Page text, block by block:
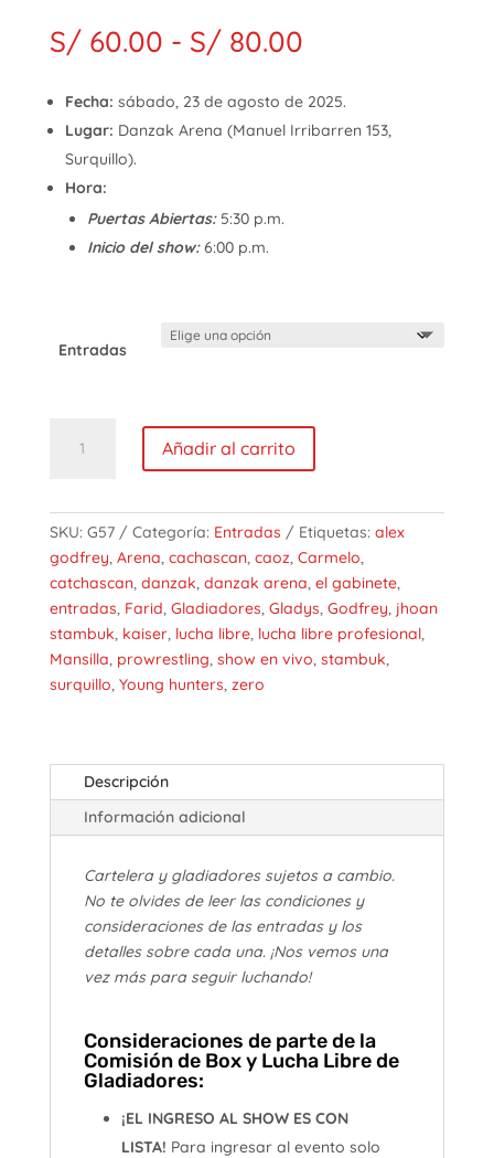
S/60.00 - S/80.00Rango
precios:
desde
S/ 60.00
Fecha: sábado, 23 de agosto de 2025.
Lugar: Danzak Arena (Manuel Irribarren 153,
Surquillo).
Hora:
Puertas Abiertas:5:30 p.m.
Inicio del show:6:00 p.m.
Entradas
cantidad
Añadir al carrito
SKU: G57 Categoría: Entradas Etiquetas: alex
godfrey, Arena, cachascan, caoz, Carmelo,
catchascan, danzak, danzak arena, el gabinete,
entradas, Farid, Gladiadores, Gladys, Godfrey, jhoan
stambuk, kaiser, lucha libre, lucha libre profesional,
Mansilla, prowrestling, show en vivo, stambuk,
surquillo, Young hunters, zero
Descripción
Información adicional
Cartelera y gladiadores sujetos a cambio.
No te olvides de leer las condiciones y
consideraciones de las entradas y los
detalles sobre cada una. ¡Nos vemos una
vez más para seguir luchando!
Consideraciones de parte de la
Comisión de Box y Lucha Libre de
Gladiadores:
¡EL INGRESO AL SHOW ES CON
LISTA! Para ingresar al evento solo